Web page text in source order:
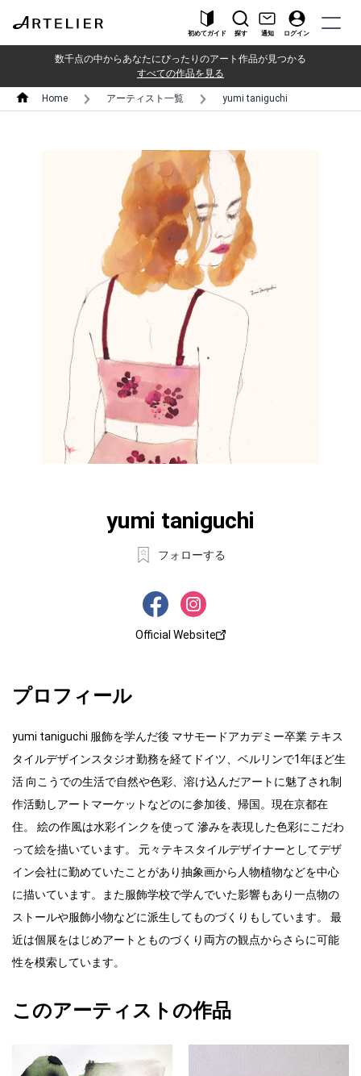
初めてガイド 探す 通知 ログイン
数千点の中からあなたにぴったりのアート作品が見つかる
すべての作品を見る
Home アーティスト一覧 yumi taniguchi
yumi taniguchi
フォローする
Official Website
プロフィール
yumi taniguchi 服飾を学んだ後 マサモードアカデミー卒業 テキス
タイルデザインスタジオ勤務を経てドイツ、ベルリンで1年ほど生
活 向こうでの生活で自然や色彩、溶け込んだアートに魅了され制
作活動しアートマーケットなどのに参加後、帰国。現在京都在
住。 絵の作風は水彩インクを使って 滲みを表現した色彩にこだわ
って絵を描いています。 元々テキスタイルデザイナーとしてデザ
イン会社に勤めていたことがあり抽象画から人物植物などを中心
に描いています。また服飾学校で学んでいた影響もあり一点物の
ストールや服飾小物などに派生してものづくりもしています。 最
近は個展をはじめアートとものづくり両方の観点からさらに可能
性を模索しています。
このアーティストの作品